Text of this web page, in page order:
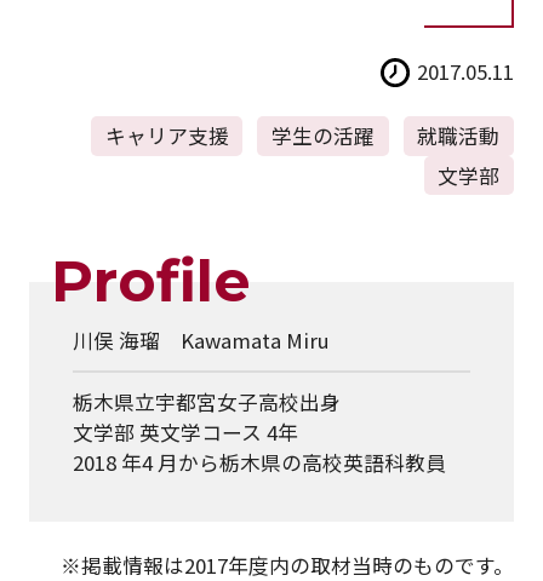
2017.05.11
キャリア支援 学生の活躍
就職活動
文学部
Profile
川俣 海瑠 Kawamata Miru
栃木県立宇都宮女子高校出身
文学部 英文学コース 4年
2018 年4 月から栃木県の高校英語科教員
※掲載情報は2017年度内の取材当時のものです。